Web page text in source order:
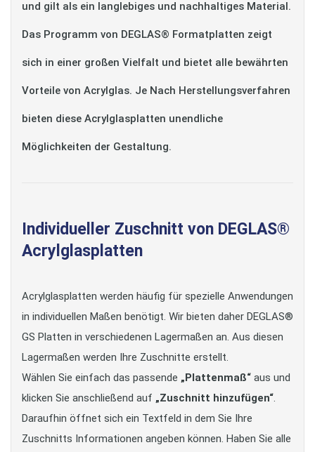
und gilt als ein langlebiges und nachhaltiges Material.
Das Programm von DEGLAS® Formatplatten zeigt
sich in einer großen Vielfalt und bietet alle bewährten
Vorteile von Acrylglas. Je Nach Herstellungsverfahren
bieten diese Acrylglasplatten unendliche
Möglichkeiten der Gestaltung.
Individueller Zuschnitt von DEGLAS®
Acrylglasplatten
Acrylglasplatten werden häufig für spezielle Anwendungen
in individuellen Maßen benötigt. Wir bieten daher DEGLAS®
GS Platten in verschiedenen Lagermaßen an. Aus diesen
Lagermaßen werden Ihre Zuschnitte erstellt.
Wählen Sie einfach das passende „Plattenmaß“ aus und
klicken Sie anschließend auf „Zuschnitt hinzufügen“.
Daraufhin öffnet sich ein Textfeld in dem Sie Ihre
Zuschnitts Informationen angeben können. Haben Sie alle